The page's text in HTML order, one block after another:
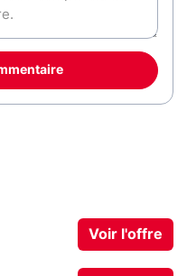
Voir l'offre